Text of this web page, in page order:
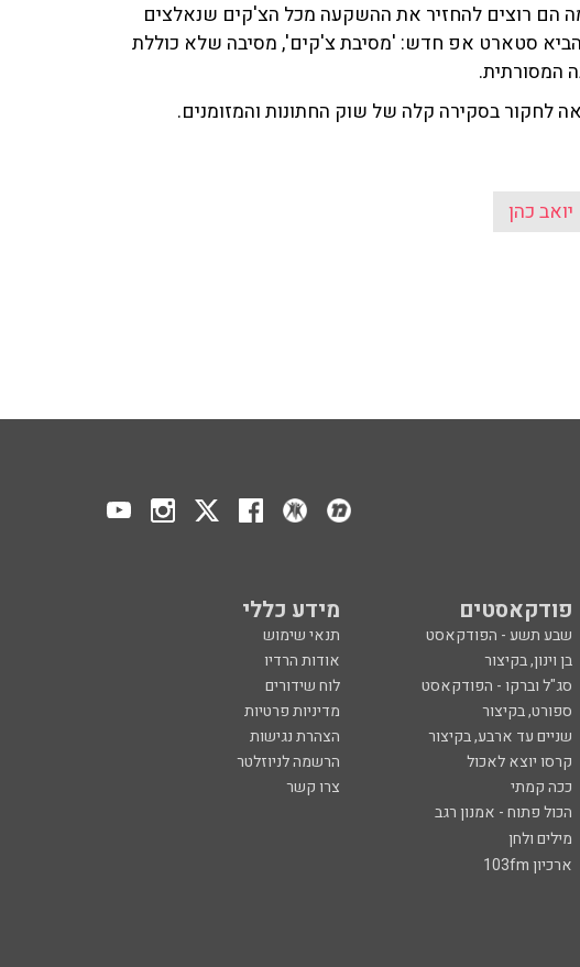
הם רוצים להחזיר את ההשקעה מכל הצ'קים שנאלצים
הביא סטארט אפ חדש: 'מסיבת צ'קים', מסיבה שלא כוללת
המסורתית.
לחקור בסקירה קלה של שוק החתונות והמזומנים.
יואב כהן
פודקאסטים מידע כללי
שבע תשע - הפודקאסט
תנאי שימוש
בן וינון, בקיצור
אודות הרדיו
סג"ל וברקו - הפודקאסט
לוח שידורים
ספורט, בקיצור
מדיניות פרטיות
שניים עד ארבע, בקיצור
הצהרת נגישות
קרסו יוצא לאכול
הרשמה לניוזלטר
ככה קמתי
צרו קשר
הכול פתוח - אמנון רגב
מילים ולחן
ארכיון 103fm